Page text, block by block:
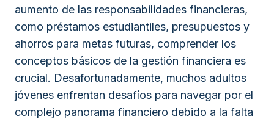
aumento de las responsabilidades financieras,
como préstamos estudiantiles, presupuestos y
ahorros para metas futuras, comprender los
conceptos básicos de la gestión financiera es
crucial. Desafortunadamente, muchos adultos
jóvenes enfrentan desafíos para navegar por el
complejo panorama financiero debido a la falta